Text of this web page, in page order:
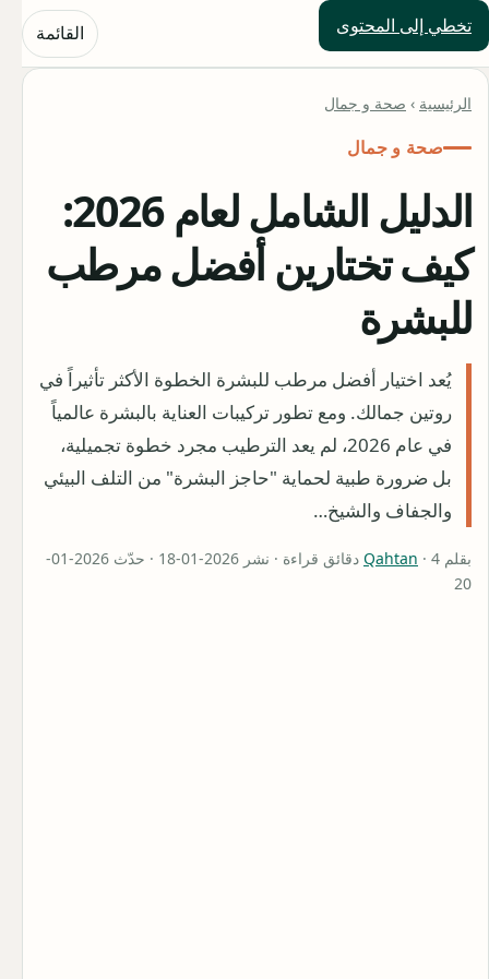
تخطي إلى المحتوى
حلول العالم القائمة
الرئيسية › صحة و جمال
صحة و جمال
الدليل الشامل لعام 2026:
كيف تختارين أفضل مرطب
للبشرة
يُعد اختيار أفضل مرطب للبشرة الخطوة الأكثر تأثيراً في
روتين جمالك. ومع تطور تركيبات العناية بالبشرة عالمياً
في عام 2026، لم يعد الترطيب مجرد خطوة تجميلية،
بل ضرورة طبية لحماية "حاجز البشرة" من التلف البيئي
والجفاف والشيخ…
بقلم Qahtan
· 4 دقائق قراءة · نشر 2026-01-18 · حدّث 2026-01-
20